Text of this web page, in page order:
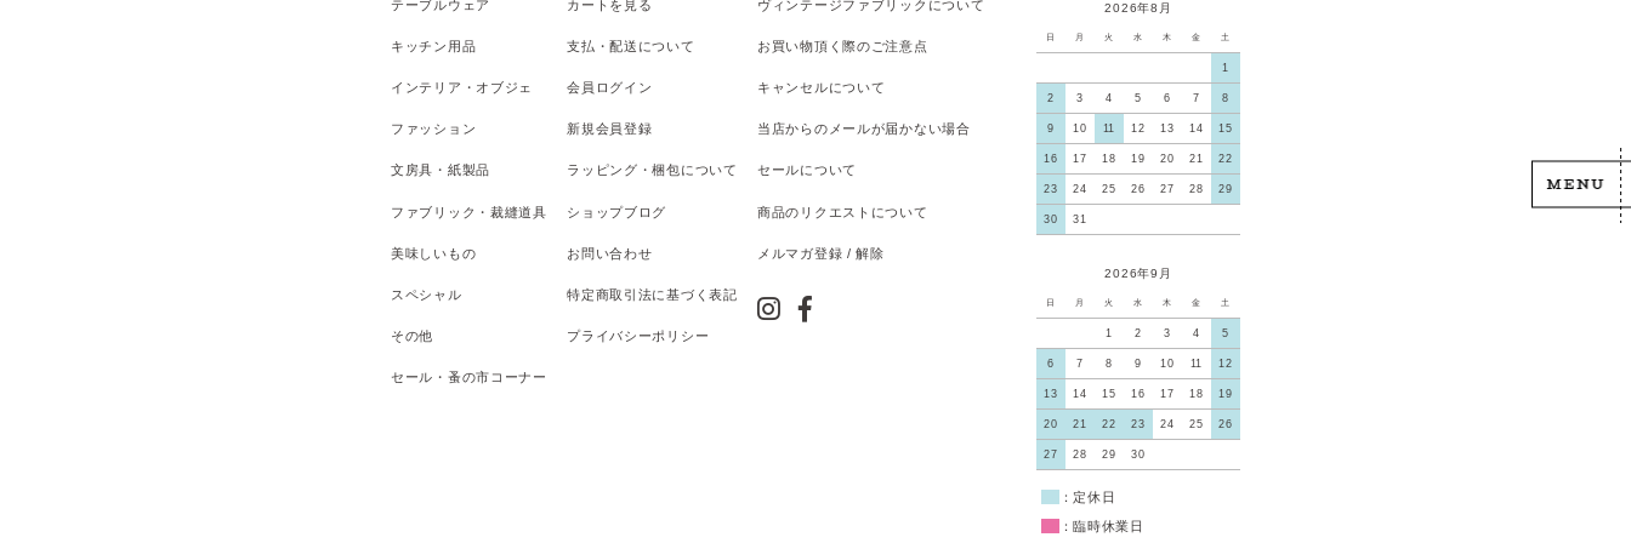
テーブルウェア
キッチン用品
インテリア・オブジェ
ファッション
文房具・紙製品
ファブリック・裁縫道具
美味しいもの
スペシャル
その他
セール・蚤の市コーナー
カートを見る
支払 ・配送について
会員ログイン
新規会員登録
ラッピング・梱包について
ショップブログ
お問い合わせ
特定商取引法に基づく表記
プライバシーポリシー
ヴィンテージファブリックについて
お買い物頂く際のご注意点
キャンセルについて
当店からのメールが届かない場合
セールについて
商品のリクエストについて
メルマガ登録 / 解除
2026年8月
日 月 火 水 木 金 土
1
2 3 4 5 6 7 8
9 10 11 12 13 14 15
16 17 18 19 20 21 22
23 24 25 26 27 28 29
30 31
2026年9月
日 月 火 水 木 金 土
1 2 3 4 5
6 7 8 9 10 11 12
13 14 15 16 17 18 19
20 21 22 23 24 25 26
27 28 29 30
：定休日
：臨時休業日